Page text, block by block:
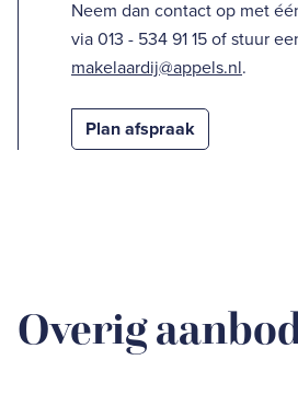
Neem dan contact op met
via 013 - 534 91 15 of stuur
makelaardij@appels.nl.
Plan afspraak
Overig